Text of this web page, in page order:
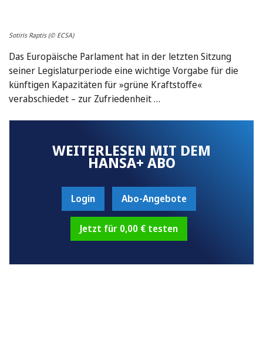
Sotiris Raptis (© ECSA)
Das Europäische Parlament hat in der letzten Sitzung
seiner Legislaturperiode eine wichtige Vorgabe für die
künftigen Kapazitäten für »grüne Kraftstoffe«
verabschiedet – zur Zufriedenheit …
WEITERLESEN MIT DEM
HANSA+ ABO
Login Abo-Angebote
Jetzt für 0,00 € testen